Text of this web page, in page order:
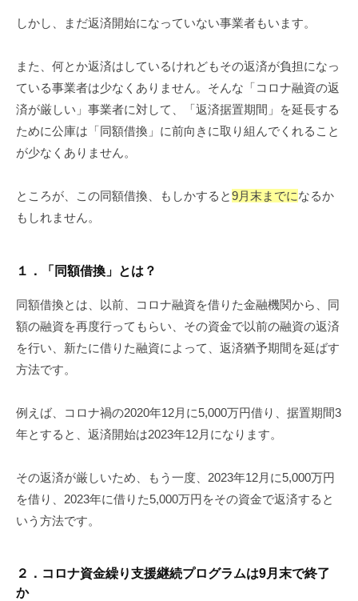
しかし、まだ返済開始になっていない事業者もいます。
また、何とか返済はしているけれどもその返済が負担になっ
ている事業者は少なくありません。そんな「コロナ融資の返
済が厳しい」事業者に対して、「返済据置期間」を延長する
ために公庫は「同額借換」に前向きに取り組んでくれること
が少なくありません。
ところが、この同額借換、もしかすると9月末までになるか
もしれません。
１．「同額借換」とは？
同額借換とは、以前、コロナ融資を借りた金融機関から、同
額の融資を再度行ってもらい、その資金で以前の融資の返済
を行い、新たに借りた融資によって、返済猶予期間を延ばす
方法です。
例えば、コロナ禍の2020年12月に5,000万円借り、据置期間3
年とすると、返済開始は2023年12月になります。
その返済が厳しいため、もう一度、2023年12月に5,000万円
を借り、2023年に借りた5,000万円をその資金で返済すると
いう方法です。
２．コロナ資金繰り支援継続プログラムは9月末で終了
か